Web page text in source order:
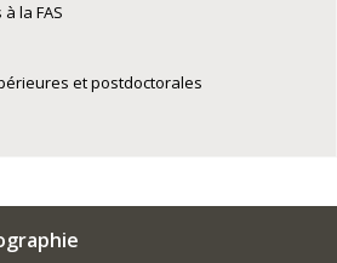
la FAS
et postdoctorales